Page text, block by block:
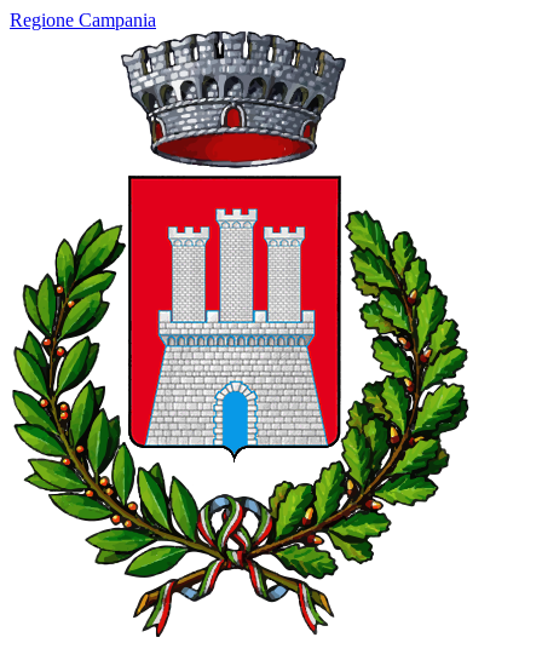
Regione Campania